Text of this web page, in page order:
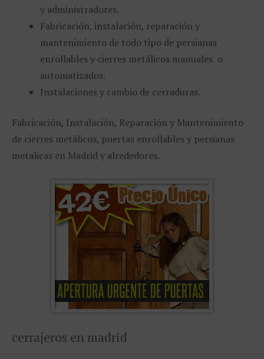
y administradores.
Fabricación, instalación, reparación y
mantenimiento de todo tipo de persianas
enrollables y cierres metálicos manuales o
automatizados.
Instalaciones y cambio de cerraduras.
Fabricación, Instalación, Reparación y Mantenimiento
de cierres metálicos, puertas enrollables y persianas
metalicas en Madrid y alrededores.
cerrajeros en madrid